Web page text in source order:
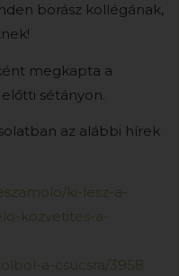
borász kollégának,
megkapta a
sétányon.
az alábbi hírek
ki-lesz-a-
kozvetites-a-
a-csucsra/3958